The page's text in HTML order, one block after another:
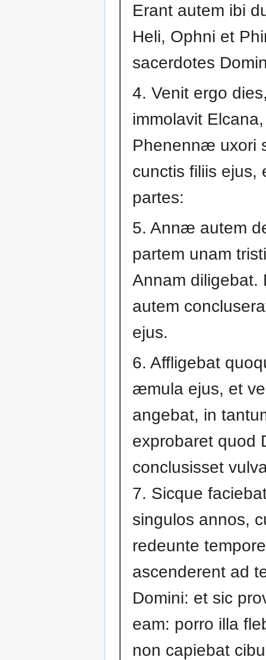
Erant autem ibi
Heli, Ophni et
sacerdotes
4. Venit ergo
immolavit
Phenennæ uxori
cunctis filiis ejus,
partes:
5. Annæ autem
partem unam
Annam diligebat.
autem
ejus.
6. Affligebat
æmula ejus, et
angebat, in
exprobaret quod
conclusisset
7. Sicque
singulos annos,
redeunte tempore
ascenderent ad
Domini: et sic
eam: porro illa
non capiebat